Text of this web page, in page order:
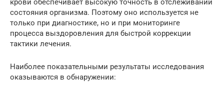
крови обеспечивает высокую точность в отслеживании
состояния организма. Поэтому оно используется не
только при диагностике, но и при мониторинге
процесса выздоровления для быстрой коррекции
тактики лечения.
Наиболее показательными результаты исследования
оказываются в обнаружении: